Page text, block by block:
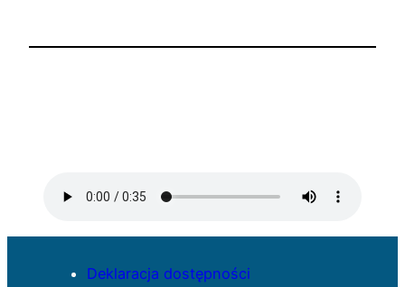
Deklaracja dostępności